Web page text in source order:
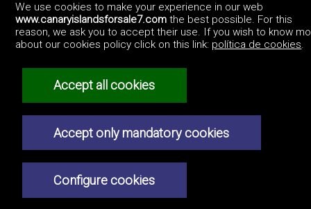
©2017 Canary Islands For Sale
Artek Soluciones Informáticas.
C. Doña Micaela Hernández, 1. Oficina 2.
Canary Islands.
We use cookies to make your experience in our web
www.canaryislandsforsale7.com the best possible. For this
reason, we ask you to accept their use. If you wish to know
about our cookies policy click on this link: política de cookies.
Accept all cookies
Accept only mandatory cookies
Configure cookies